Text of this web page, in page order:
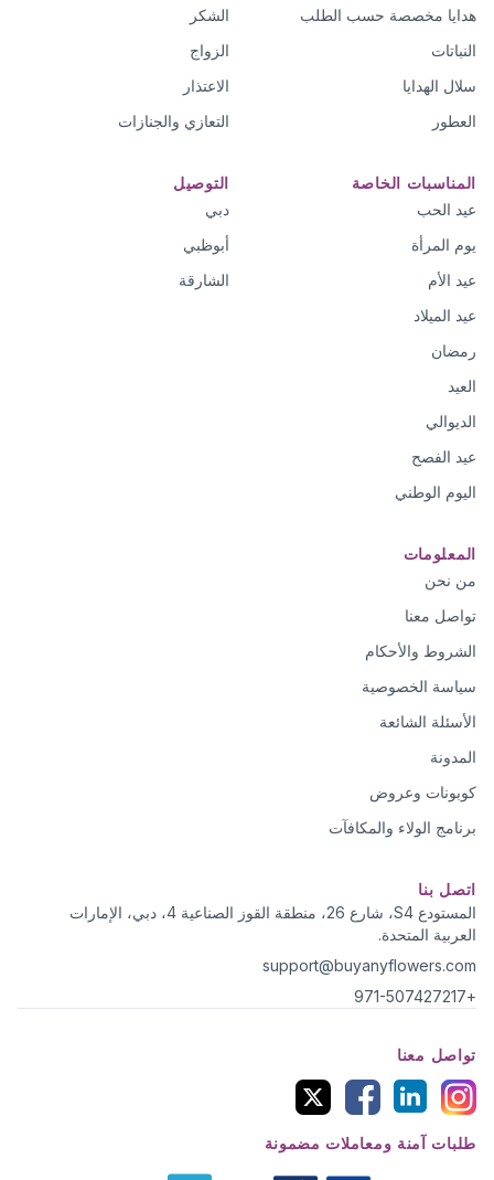
هدايا مخصصة حسب الطلب
النباتات
سلال الهدايا
العطور
الشكر
الزواج
الاعتذار
التعازي والجنازات
المناسبات الخاصة
عيد الحب
يوم المرأة
عيد الأم
عيد الميلاد
رمضان
العيد
الديوالي
عيد الفصح
اليوم الوطني
التوصيل
دبي
أبوظبي
الشارقة
المعلومات
من نحن
تواصل معنا
الشروط والأحكام
سياسة الخصوصية
الأسئلة الشائعة
المدونة
كوبونات وعروض
برنامج الولاء والمكافآت
اتصل بنا
المستودع S4، شارع 26، منطقة القوز الصناعية 4، دبي، الإمارات
العربية المتحدة.
support@buyanyflowers.com
+971-507427217
تواصل معنا
طلبات آمنة ومعاملات مضمونة